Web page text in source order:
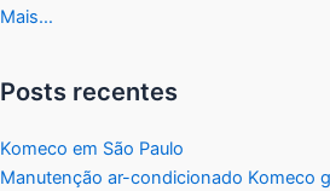
Mais…
Posts recentes
Komeco em São Paulo
Manutenção ar-condicionado Komeco